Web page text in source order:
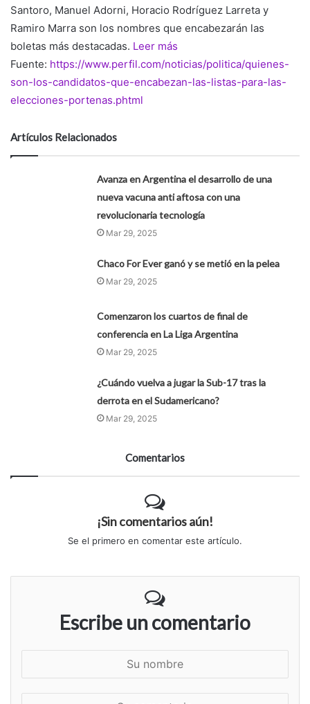
Santoro, Manuel Adorni, Horacio Rodríguez Larreta y
Ramiro Marra son los nombres que encabezarán las
boletas más destacadas. Leer más
Fuente: https://www.perfil.com/noticias/politica/quienes-
son-los-candidatos-que-encabezan-las-listas-para-las-
elecciones-portenas.phtml
Artículos Relacionados
Avanza en Argentina el desarrollo de una
nueva vacuna anti aftosa con una
revolucionaria tecnología
Mar 29, 2025
Chaco For Ever ganó y se metió en la pelea
Mar 29, 2025
Comenzaron los cuartos de final de
conferencia en La Liga Argentina
Mar 29, 2025
¿Cuándo vuelva a jugar la Sub-17 tras la
derrota en el Sudamericano?
Mar 29, 2025
Comentarios
¡Sin comentarios aún!
Se el primero en comentar este artículo.
Escribe un comentario